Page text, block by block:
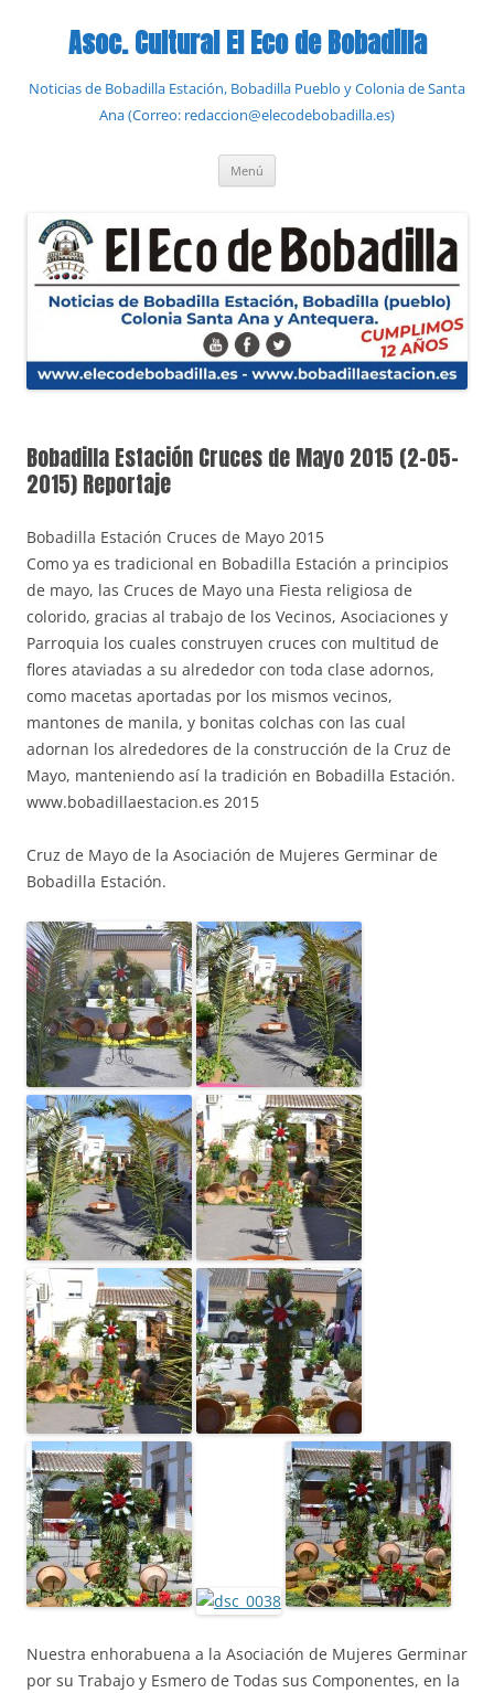
contenidoAsoc. Cultural El Eco de Bobadilla
Noticias de Bobadilla Estación, Bobadilla Pueblo y Colonia de Santa
Ana (Correo: redaccion@elecodebobadilla.es)
Menú
Bobadilla Estación Cruces de Mayo 2015 (2-05-
2015) Reportaje
Bobadilla Estación Cruces de Mayo 2015
Como ya es tradicional en Bobadilla Estación a principios
de mayo, las Cruces de Mayo una Fiesta religiosa de
colorido, gracias al trabajo de los Vecinos, Asociaciones y
Parroquia los cuales construyen cruces con multitud de
flores ataviadas a su alrededor con toda clase adornos,
como macetas aportadas por los mismos vecinos,
mantones de manila, y bonitas colchas con las cual
adornan los alrededores de la construcción de la Cruz de
Mayo, manteniendo así la tradición en Bobadilla Estación.
www.bobadillaestacion.es 2015
Cruz de Mayo de la Asociación de Mujeres Germinar de
Bobadilla Estación.
Nuestra enhorabuena a la Asociación de Mujeres Germinar
por su Trabajo y Esmero de Todas sus Componentes, en la